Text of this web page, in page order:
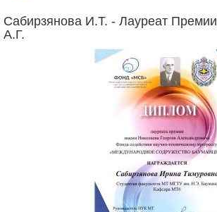
Сабирзянова И.Т. - Лауреат
А.Г.